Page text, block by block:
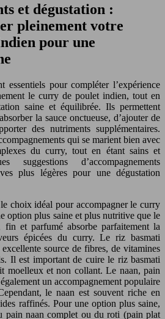
et dégustation :
pleinement votre
pour une
essentiels pour compléter l’expérience
le curry de poulet indien, tout en
saine et équilibrée. Ils permettent
la sauce onctueuse, d’ajouter de
des nutriments supplémentaires.
qui se marient bien avec
du curry, tout en étant sains et
suggestions d’accompagnements
plus légères pour une dégustation
choix idéal pour accompagner le curry
option plus saine et plus nutritive que le
et parfumé absorbe parfaitement la
épicées du curry. Le riz basmati
source de fibres, de vitamines
Il est important de cuire le riz basmati
moelleux et non collant. Le naan, pain
un accompagnement populaire
le naan est souvent riche en
raffinés. Pour une option plus saine,
pain naan complet ou du roti (pain plat